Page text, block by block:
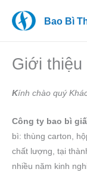
Bao Bì
Giới thiệu
Kính chào quý
Công ty bao bì
bì: thùng carton,
chất lượng, tại
nhiều năm kinh